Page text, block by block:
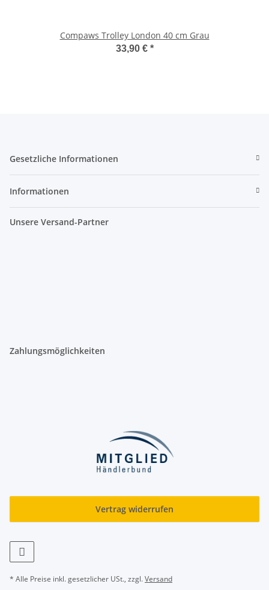
Compaws Trolley London 40 cm Grau
33,90 € *
Gesetzliche Informationen
Informationen
Unsere Versand-Partner
Zahlungsmöglichkeiten
Vertrag widerrufen
* Alle Preise inkl. gesetzlicher USt., zzgl.Versand